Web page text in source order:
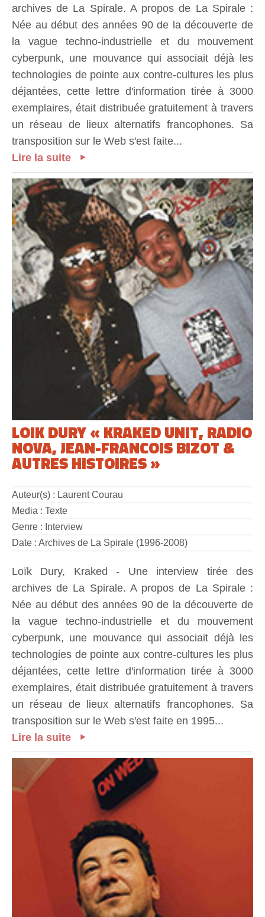
archives de La Spirale. A propos de La Spirale :
Née au début des années 90 de la découverte de
la vague techno-industrielle et du mouvement
cyberpunk, une mouvance qui associait déjà les
technologies de pointe aux contre-cultures les plus
déjantées, cette lettre d'information tirée à 3000
exemplaires, était distribuée gratuitement à travers
un réseau de lieux alternatifs francophones. Sa
transposition sur le Web s'est faite...
Lire la suite
LOIK DURY « KRAKED UNIT, RADIO
NOVA, JEAN-FRANCOIS BIZOT &
AUTRES HISTOIRES »
Auteur(s) : Laurent Courau
Media : Texte
Genre : Interview
Date : Archives de La Spirale (1996-2008)
Loïk Dury, Kraked - Une interview tirée des
archives de La Spirale. A propos de La Spirale :
Née au début des années 90 de la découverte de
la vague techno-industrielle et du mouvement
cyberpunk, une mouvance qui associait déjà les
technologies de pointe aux contre-cultures les plus
déjantées, cette lettre d'information tirée à 3000
exemplaires, était distribuée gratuitement à travers
un réseau de lieux alternatifs francophones. Sa
transposition sur le Web s'est faite en 1995...
Lire la suite